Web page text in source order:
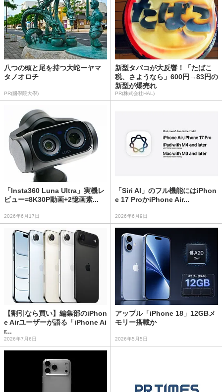
八つの頭と尾を持つ大蛇ーヤマ
タノオロチ
PR(國學院大學)
新型タバコが大反響！「たばこ
税、さようなら」600円→83円の
新型が爆売れ
PR(株式会社HAL)
「Insta360 Luna Ultra」実機レ
ビュー=8K30P動画+2憶画素...
2026年6月17日
「Siri AI」のフル機能にはiPhon
e 17 ProかiPhone Air...
2026年6月9日
【割引なら買い】編集部のiPhon
e Airユーザーが語る「iPhone Ai
r...
2026年7月6日
アップル「iPhone 18」12GBメ
モリー搭載か
2026年5月5日